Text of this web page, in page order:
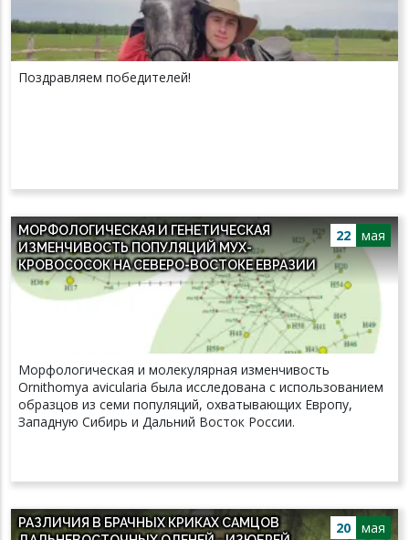
Поздравляем победителей!
22 мая
МОРФОЛОГИЧЕСКАЯ И ГЕНЕТИЧЕСКАЯ
ИЗМЕНЧИВОСТЬ ПОПУЛЯЦИЙ МУХ-
КРОВОСОСОК НА СЕВЕРО-ВОСТОКЕ ЕВРАЗИИ
Морфологическая и молекулярная изменчивость
Ornithomya avicularia была исследована с использованием
образцов из семи популяций, охватывающих Европу,
Западную Сибирь и Дальний Восток России.
20 мая
РАЗЛИЧИЯ В БРАЧНЫХ КРИКАХ САМЦОВ